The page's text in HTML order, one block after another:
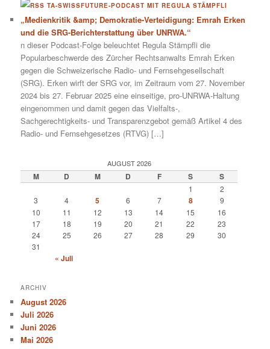
TA-SWISSFUTURE-PODCAST MIT REGULA STÄMPFLI
„Medienkritik &amp; Demokratie-Verteidigung: Emrah Erken
und die SRG-Berichterstattung über UNRWA.“
n dieser Podcast-Folge beleuchtet Regula Stämpfli die
Popularbeschwerde des Zürcher Rechtsanwalts Emrah Erken
gegen die Schweizerische Radio- und Fernsehgesellschaft
(SRG). Erken wirft der SRG vor, im Zeitraum vom 27. November
2024 bis 27. Februar 2025 eine einseitige, pro-UNRWA-Haltung
eingenommen und damit gegen das Vielfalts-,
Sachgerechtigkeits- und Transparenzgebot gemäß Artikel 4 des
Radio- und Fernsehgesetzes (RTVG) […]
AUGUST 2026
M D M D F S S
1
2
3
4 5 6 7 8
9
10
11 12 13 14 15
16
17
18 19 20 21 22
23
24
25 26 27 28 29
30
31
« Juli
ARCHIV
August 2026
Juli 2026
Juni 2026
Mai 2026